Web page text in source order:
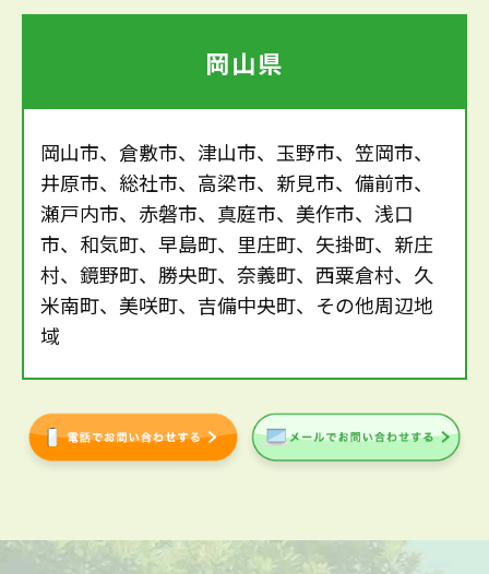
岡山県
岡山市、倉敷市、津山市、玉野市、笠岡市、
井原市、総社市、高梁市、新見市、備前市、
瀬戸内市、赤磐市、真庭市、美作市、浅口
市、和気町、早島町、里庄町、矢掛町、新庄
村、鏡野町、勝央町、奈義町、西粟倉村、久
米南町、美咲町、吉備中央町、その他周辺地
域